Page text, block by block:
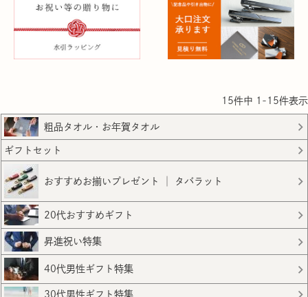
15件中 1 - 15件表示
粗品タオル・お年賀タオル
ギフトセット
おすすめお揃いプレゼント │ タバラット
20代おすすめギフト
昇進祝い特集
40代男性ギフト特集
30代男性ギフト特集